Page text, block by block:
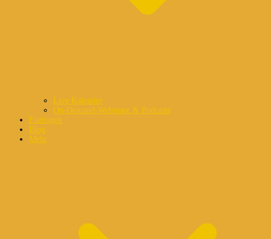
Live Kalender
On-Demand-Webinare & Podcasts
Eintragen
Blog
Mehr